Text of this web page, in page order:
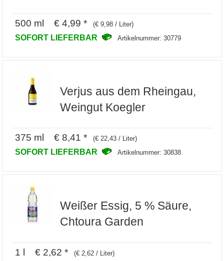
500 ml € 4,99 * (€ 9,98 / Liter)
SOFORT LIEFERBAR Artikelnummer: 30779
Verjus aus dem Rheingau,
Weingut Koegler
375 ml € 8,41 * (€ 22,43 / Liter)
SOFORT LIEFERBAR Artikelnummer: 30838
Weißer Essig, 5 % Säure,
Chtoura Garden
1 l € 2,62 * (€ 2,62 / Liter)